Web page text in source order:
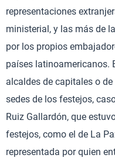
representaciones
ministerial, y las más de
por los propios
países latinoamericanos.
alcaldes de capitales o
sedes de los festejos,
Ruiz Gallardón, que
festejos, como el de La
representada por quien